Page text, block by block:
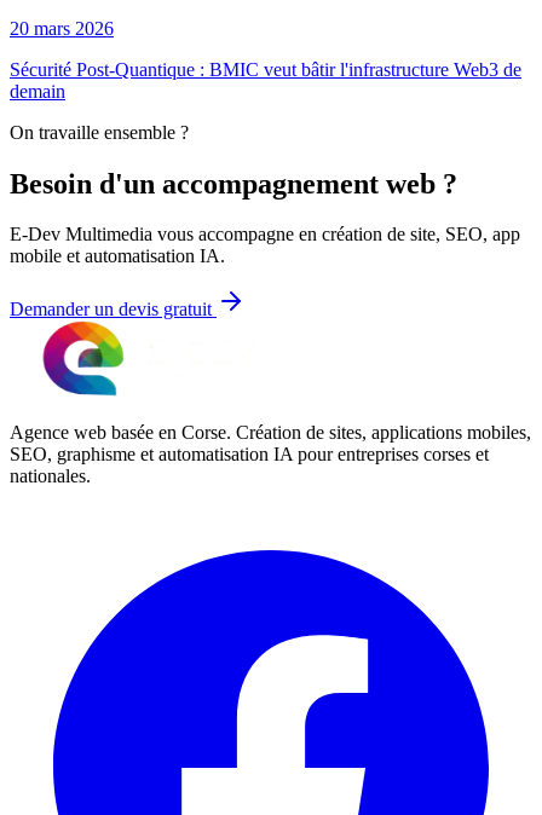
20 mars 2026
Sécurité Post-Quantique : BMIC veut bâtir l'infrastructure Web3 de
demain
On travaille ensemble ?
Besoin d'un accompagnement web ?
E-Dev Multimedia vous accompagne en création de site, SEO, app
mobile et automatisation IA.
Demander un devis gratuit
Agence web basée en Corse. Création de sites, applications mobiles,
SEO, graphisme et automatisation IA pour entreprises corses et
nationales.